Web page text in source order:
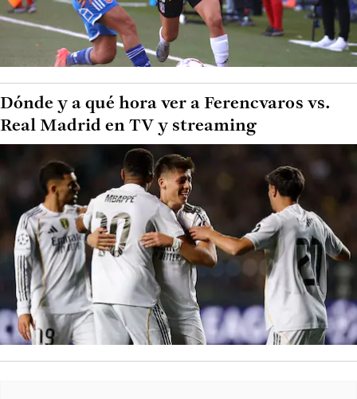
Dónde y a qué hora ver a Ferencvaros vs.
Real Madrid en TV y streaming